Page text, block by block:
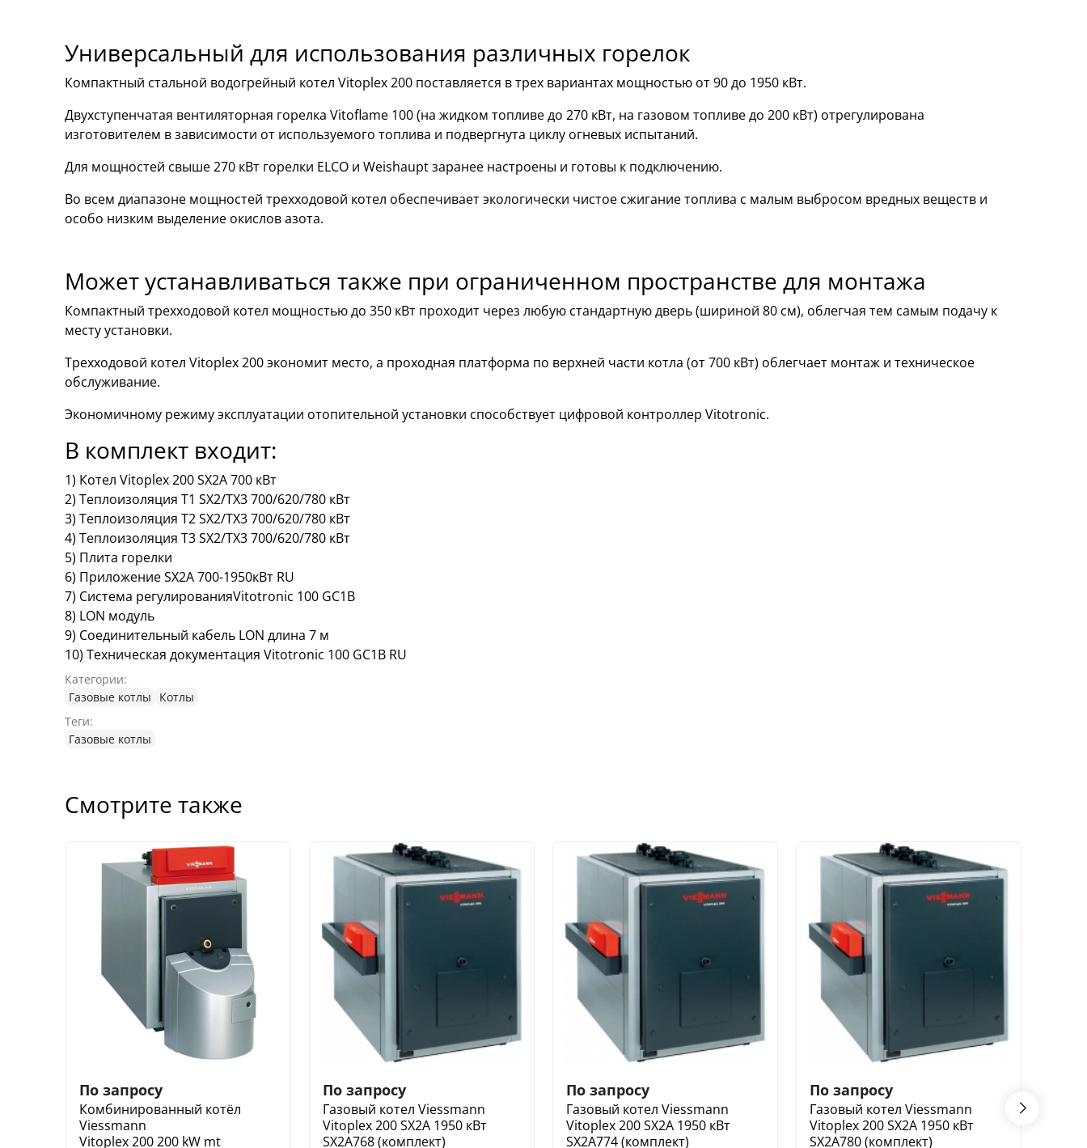
Универсальный для использования различных горелок
Компактный стальной водогрейный котел Vitoplex 200 поставляется в трех вариантах мощностью от 90 до 1950 кВт.
Двухступенчатая вентиляторная горелка Vitoflame 100 (на жидком топливе до 270 кВт, на газовом топливе до 200 кВт) отрегулирована
изготовителем в зависимости от используемого топлива и подвергнута циклу огневых испытаний.
Для мощностей свыше 270 кВт горелки ELCO и Weishaupt заранее настроены и готовы к подключению.
Во всем диапазоне мощностей трехходовой котел обеспечивает экологически чистое сжигание топлива с малым выбросом вредных веществ и
особо низким выделение окислов азота.
Может устанавливаться также при ограниченном пространстве для монтажа
Компактный трехходовой котел мощностью до 350 кВт проходит через любую стандартную дверь (шириной 80 см), облегчая тем самым подачу к
месту установки.
Трехходовой котел Vitoplex 200 экономит место, а проходная платформа по верхней части котла (от 700 кВт) облегчает монтаж и техническое
обслуживание.
Экономичному режиму эксплуатации отопительной установки способствует цифровой контроллер Vitotronic.
В комплект входит:
1) Котел Vitoplex 200 SX2A 700 кВт
2) Теплоизоляция T1 SX2/TX3 700/620/780 кВт
3) Теплоизоляция T2 SX2/TX3 700/620/780 кВт
4) Теплоизоляция T3 SX2/TX3 700/620/780 кВт
5) Плита горелки
6) Приложение SX2A 700-1950кВт RU
7) Система регулированияVitotronic 100 GC1B
8) LON модуль
9) Соединительный кабель LON длина 7 м
10) Техническая документация Vitotronic 100 GC1B RU
Категории:
Газовые котлы
Котлы
Теги:
Газовые котлы
Смотрите также
По запросу
Комбинированный котёл
Viessmann
Vitoplex 200 200 kW mt
По запросу
Газовый котел Viessmann
Vitoplex 200 SX2A 1950 кВт
SX2A768 (комплект)
По запросу
Газовый котел Viessmann
Vitoplex 200 SX2A 1950 кВт
SX2A774 (комплект)
По запросу
Газовый котел Viessmann
Vitoplex 200 SX2A 1950 кВт
SX2A780 (комплект)